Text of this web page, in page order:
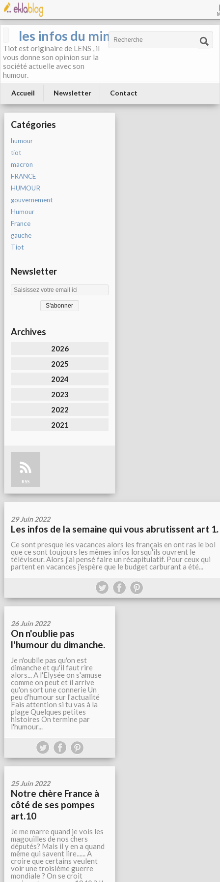
les infos du mineur
Tiot est originaire de LENS , il
vous donne son opinion sur la
société actuelle avec son
humour.
Accueil Newsletter Contact
Catégories
humour
tiot
macron
FRANCE
HUMOUR
gouvernement
Humour
France
gauche
Tiot
Newsletter
Archives
2026
2025
2024
2023
2022
2021
RSS
29 Juin 2022
Les infos de la semaine qui vous abrutissent art 1.
Ce sont presque les vacances alors les français en ont ras le bol
que ce sont toujours les mêmes infos lorsqu'ils ouvrent le
téléviseur. Alors j'ai pensé faire un récapitulatif. Pour ceux qui
partent en vacances j'espère que le budget carburant a été...
26 Juin 2022
On n'oublie pas
l'humour du dimanche.
Je n'oublie pas qu'on est
dimanche et qu'il faut rire
alors... A l'Elysée on s'amuse
comme on peut et il arrive
qu'on sort une connerie Un
peu d'humour sur l'actualité
Fais attention si tu vas à la
plage Quelques petites
histoires On termine par
l'humour...
25 Juin 2022
Notre chère France à
côté de ses pompes
art.10
Je me marre quand je vois les
magouilles de nos chers
députés? Mais il y en a quand
même qui savent lire...... A
croire que certains veulent
voir une troisième guerre
mondiale ? On se croit